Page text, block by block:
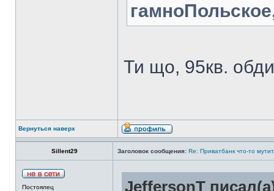
Ти що, 95кв.
Вернуться наверх
Sillent29 Заголовок сообщения: Re: Приватбанк что-то мутит
Постоялец JeffersonT